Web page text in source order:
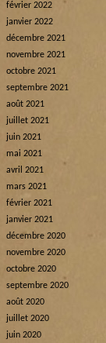
février 2022
janvier 2022
décembre 2021
novembre 2021
octobre 2021
septembre 2021
août 2021
juillet 2021
juin 2021
mai 2021
avril 2021
mars 2021
février 2021
janvier 2021
décembre 2020
novembre 2020
octobre 2020
septembre 2020
août 2020
juillet 2020
juin 2020